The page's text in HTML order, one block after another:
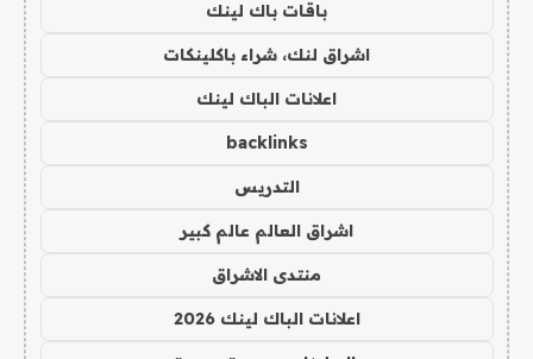
باقات باك لينك
اشراق لنك، شراء باكلينكات
اعلانات الباك لينك
backlinks
التدريس
اشراق العالم عالم كبير
منتدى الاشراق
اعلانات الباك لينك 2026